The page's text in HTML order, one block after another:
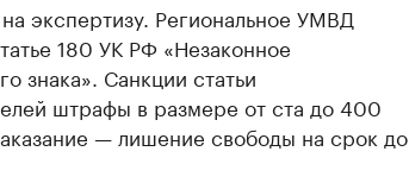
экспертизу. Региональное УМВД
180 УК РФ «Незаконное
знака». Санкции статьи
штрафы в размере от ста до 400
— лишение свободы на срок до